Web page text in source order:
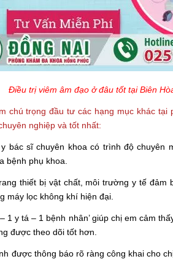
Điều trị viêm âm đạo ở đâu tốt tại Biên
chú trọng đầu tư các hạng mục khác tại
nghiệp và tốt nhất:
bác sĩ chuyên khoa có trình độ chuyên
bệnh phụ khoa.
thiết bị vật chất, môi trường y tế đảm
máy lọc không khí hiện đại.
1 y tá – 1 bệnh nhân’ giúp chị em cảm
được theo dõi tốt hơn.
được thông báo rõ ràng công khai cho